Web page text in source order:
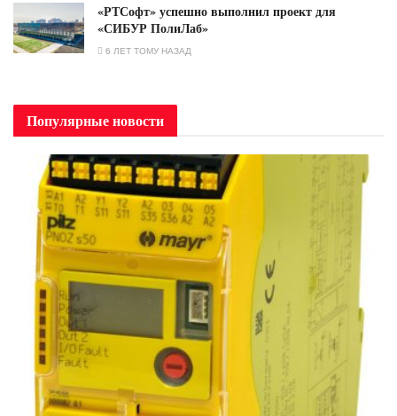
«РТСофт» успешно выполнил проект для
«СИБУР ПолиЛаб»
6 ЛЕТ ТОМУ НАЗАД
Популярные новости